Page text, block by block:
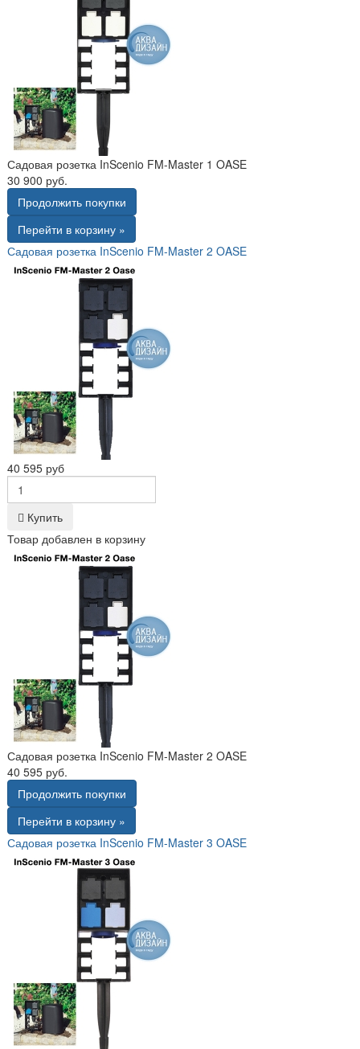
Садовая розетка InScenio FM-Master 1 OASE
30 900 руб.
Продолжить покупки
Перейти в корзину »
Садовая розетка InScenio FM-Master 2 OASE
40 595 руб
Купить
Товар добавлен в корзину
Садовая розетка InScenio FM-Master 2 OASE
40 595 руб.
Продолжить покупки
Перейти в корзину »
Садовая розетка InScenio FM-Master 3 OASE